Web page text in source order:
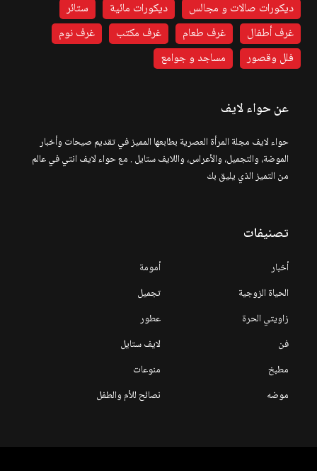
ديكورات صالات و مجالس
ديكورات مائية
ستائر
غرف أطفال
غرف طعام غرف مكتب
غرف نوم
فلل وقصور
مساجد و جوامع
عن حواء لايف
حواء لايف مجلة المرأة العصرية بطابعها المميز في تقديم صيحات وأخبار
الموضة، والتجميل، والأعراس، واللايف ستايل . مع حواء لايف انتي في عالم
من التميز الذي يليق بك
تصنيفات
أخبار
أمومة
الحياة الزوجية
تجميل
زاويتي الحرة
عطور
فن
لايف ستايل
مطبخ
منوعات
موضه
نصائح للأم والطفل